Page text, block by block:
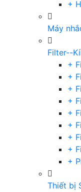
+
Máy
Filter--
+
+
+
+
+
+
+
+
+
Thiết bị